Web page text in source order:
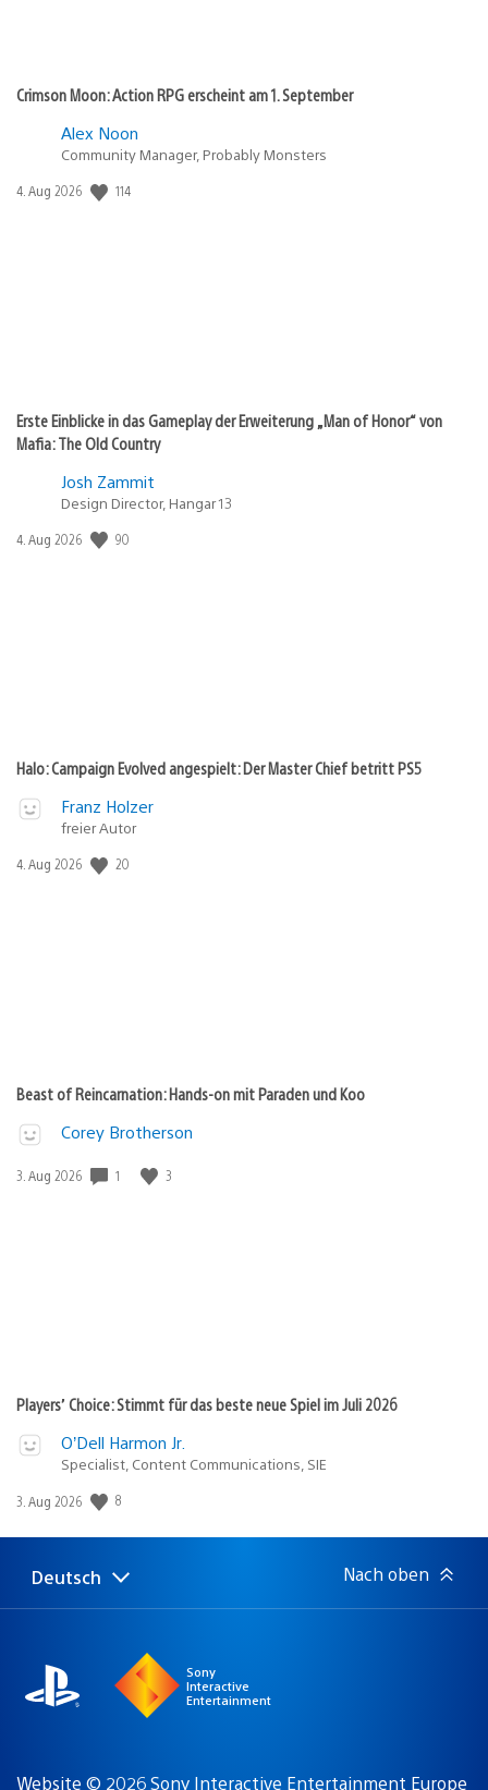
Crimson Moon: Action RPG erscheint am 1. September
Alex Noon
Community Manager, Probably Monsters
Veröffentlichungsdatum:
4. Aug 2026 114
Erste Einblicke in das Gameplay der Erweiterung „Man of Honor“ von
Mafia: The Old Country
Josh Zammit
Design Director, Hangar 13
Veröffentlichungsdatum:
4. Aug 2026 90
Halo: Campaign Evolved angespielt: Der Master Chief betritt PS5
Franz Holzer
freier Autor
Veröffentlichungsdatum:
4. Aug 2026 20
Beast of Reincarnation: Hands-on mit Paraden und Koo
Corey Brotherson
Veröffentlichungsdatum:
3. Aug 2026 1 3
Players’ Choice: Stimmt für das beste neue Spiel im Juli 2026
O’Dell Harmon Jr.
Specialist, Content Communications, SIE
Veröffentlichungsdatum:
3. Aug 2026 8
Select
a
Aktuelle
Region:
Deutsch Nach oben
Sony
Interactive
Entertainment
Website © 2026 Sony Interactive Entertainment Europe